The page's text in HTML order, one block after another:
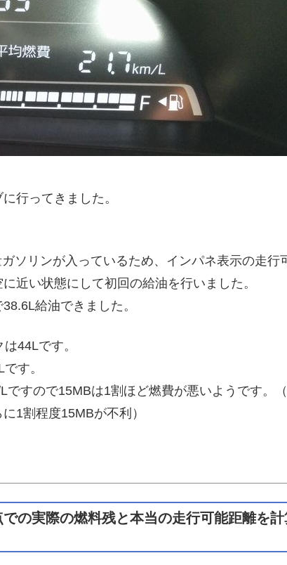
行ってきました。
ソリンが入っているため、インパネ表示の走行
近い状態にして初回の給油を行いました。
給油できました。
44Lです。
す。
ですので15MBは1割ほど燃費が悪いようです。
1割程度15MBが不利）
の実際の燃料残と本当の走行可能距離を